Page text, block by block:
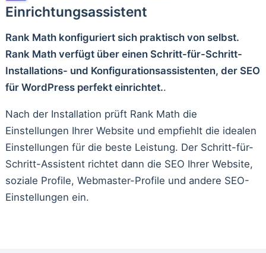
Einrichtungsassistent
Rank Math konfiguriert sich praktisch von selbst.
Rank Math verfügt über einen Schritt-für-Schritt-
Installations- und Konfigurationsassistenten, der SEO
für WordPress perfekt einrichtet..
Nach der Installation prüft Rank Math die
Einstellungen Ihrer Website und empfiehlt die idealen
Einstellungen für die beste Leistung. Der Schritt-für-
Schritt-Assistent richtet dann die SEO Ihrer Website,
soziale Profile, Webmaster-Profile und andere SEO-
Einstellungen ein.